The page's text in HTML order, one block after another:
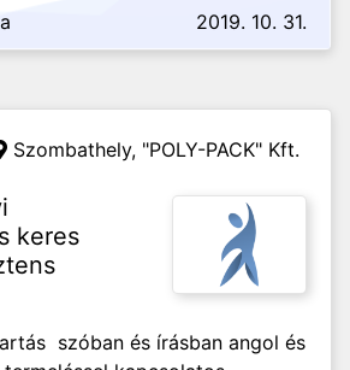
2019. 10. 31.
Szombathely, "POLY-PACK" Kft.
keres
szóban és írásban angol és